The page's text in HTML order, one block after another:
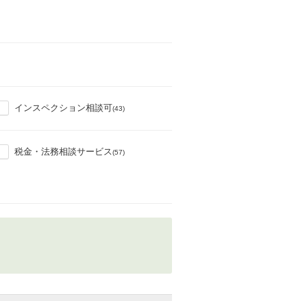
インスペクション相談可(43)
税金・法務相談サービス(57)